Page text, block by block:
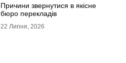
Причини звернутися в якісне
бюро перекладів
22 Липня, 2026